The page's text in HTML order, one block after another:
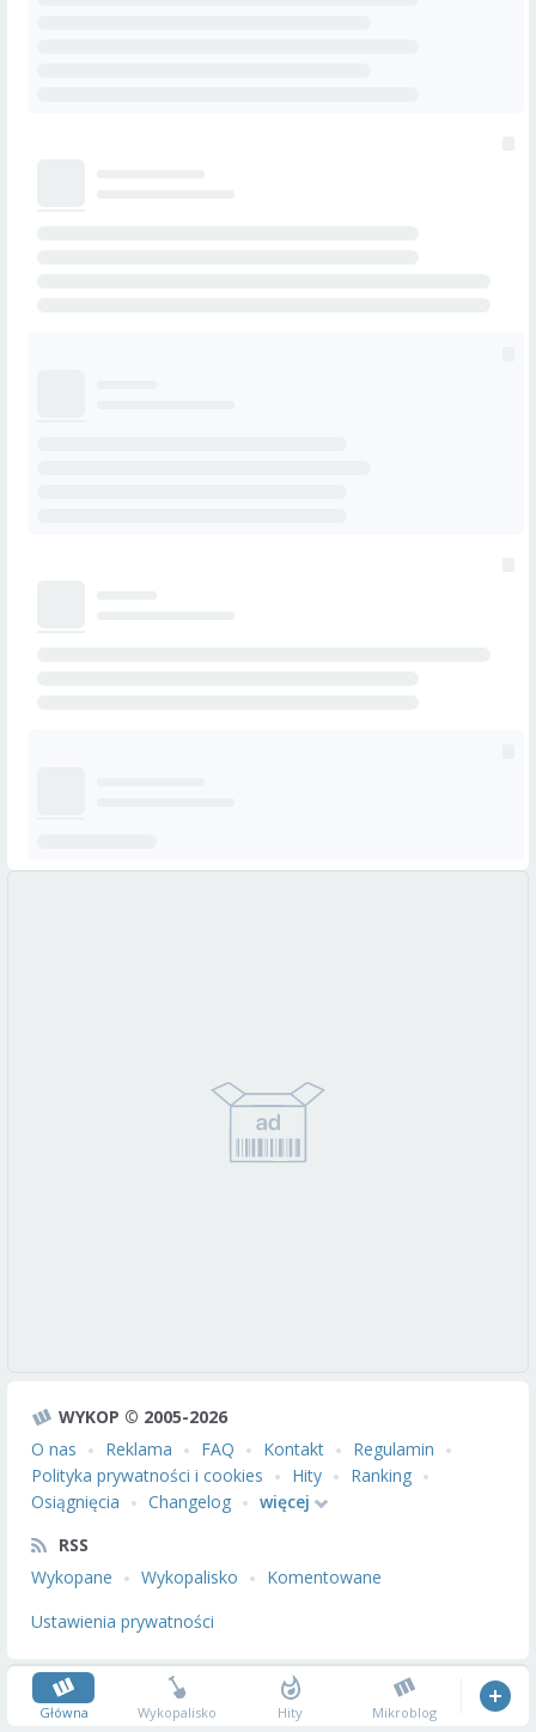
WYKOP © 2005-2026
O nas
Reklama FAQ Kontakt
Regulamin
Polityka prywatności i cookies
Hity
Ranking
Osiągnięcia
Changelog
więcej
RSS
Wykopane
Wykopalisko
Komentowane
Ustawienia prywatności
Główna Wykopalisko Hity Mikroblog